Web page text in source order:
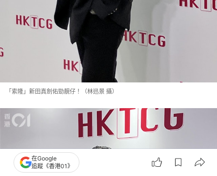
「索隆」新田真劍佑勁靚仔！（林迅景 攝）
在Google
追蹤《香港01》